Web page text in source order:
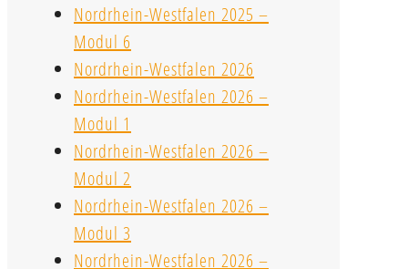
Nordrhein-Westfalen 2025 –
Modul 6
Nordrhein-Westfalen 2026
Nordrhein-Westfalen 2026 –
Modul 1
Nordrhein-Westfalen 2026 –
Modul 2
Nordrhein-Westfalen 2026 –
Modul 3
Nordrhein-Westfalen 2026 –